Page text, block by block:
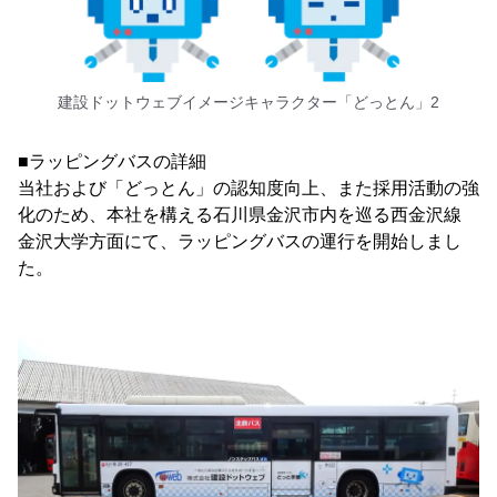
建設ドットウェブイメージキャラクター「どっとん」2
■ラッピングバスの詳細
当社および「どっとん」の認知度向上、また採用活動の強
化のため、本社を構える石川県金沢市内を巡る西金沢線
金沢大学方面にて、ラッピングバスの運行を開始しまし
た。